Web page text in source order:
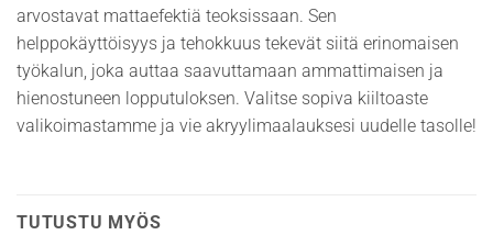
arvostavat mattaefektiä teoksissaan. Sen
helppokäyttöisyys ja tehokkuus tekevät siitä erinomaisen
työkalun, joka auttaa saavuttamaan ammattimaisen ja
hienostuneen lopputuloksen. Valitse sopiva kiiltoaste
valikoimastamme ja vie akryylimaalauksesi uudelle tasolle!
TUTUSTU MYÖS